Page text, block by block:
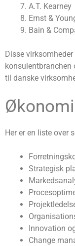
A.T. Kearney
Ernst &
Bain &
Disse
konsulentbranchen
til danske
Her er en liste over
Strategisk
Innovation
Change